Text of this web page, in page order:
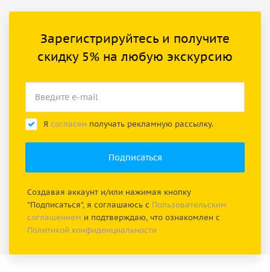
Зарегистрируйтесь и получите
скидку 5% на любую экскурсию
Я согласен получать рекламную рассылку.
Создавая аккаунт и/или нажимая кнопку
"Подписаться", я соглашаюсь с Пользовательским
соглашением и подтверждаю, что ознакомлен с
Политикой конфиденциальности